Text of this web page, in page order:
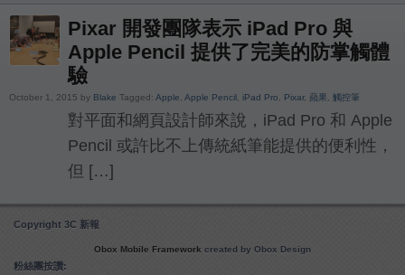
Pixar 開發團隊表示 iPad Pro 與
Apple Pencil 提供了完美的防掌觸體
驗
October 1, 2015 by Blake Tagged: Apple Apple Pencil iPad Pro Pixar, 蘋果 觸控筆
對平面和網頁設計師來說，iPad Pro 和 Apple
Pencil 或許比不上傳統紙筆能提供的便利性，
但 […]
Copyright 3C 新報
Obox Mobile Framework created by Obox Design
粉絲團按讚: